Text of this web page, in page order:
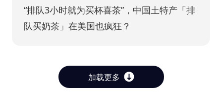
“排队3小时就为买杯喜茶”，中国土特产「排
队买奶茶」在美国也疯狂？
加载更多